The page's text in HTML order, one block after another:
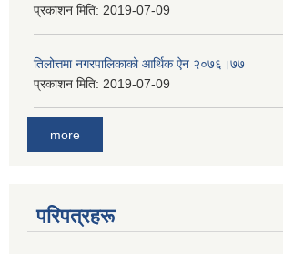
प्रकाशन मिति: 2019-07-09
तिलोत्तमा नगरपालिकाको आर्थिक ऐन २०७६।७७
प्रकाशन मिति: 2019-07-09
more
परिपत्रहरू